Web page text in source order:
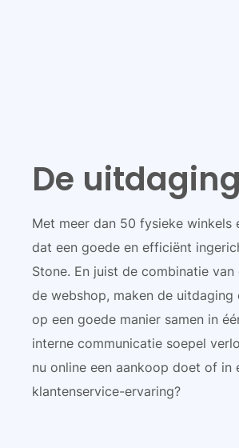
De uitdaging
Met meer dan 50 fysieke
dat een goede en efficiënt
Stone. En juist de combinatie
de webshop, maken de
op een goede manier samen in
interne communicatie soepel
nu online een aankoop doet of in
klantenservice-ervaring?